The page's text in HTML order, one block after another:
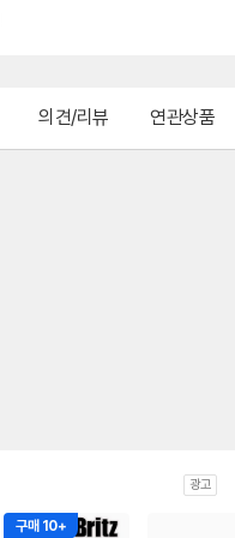
의견/리뷰 연관상품
광고
구매 10+